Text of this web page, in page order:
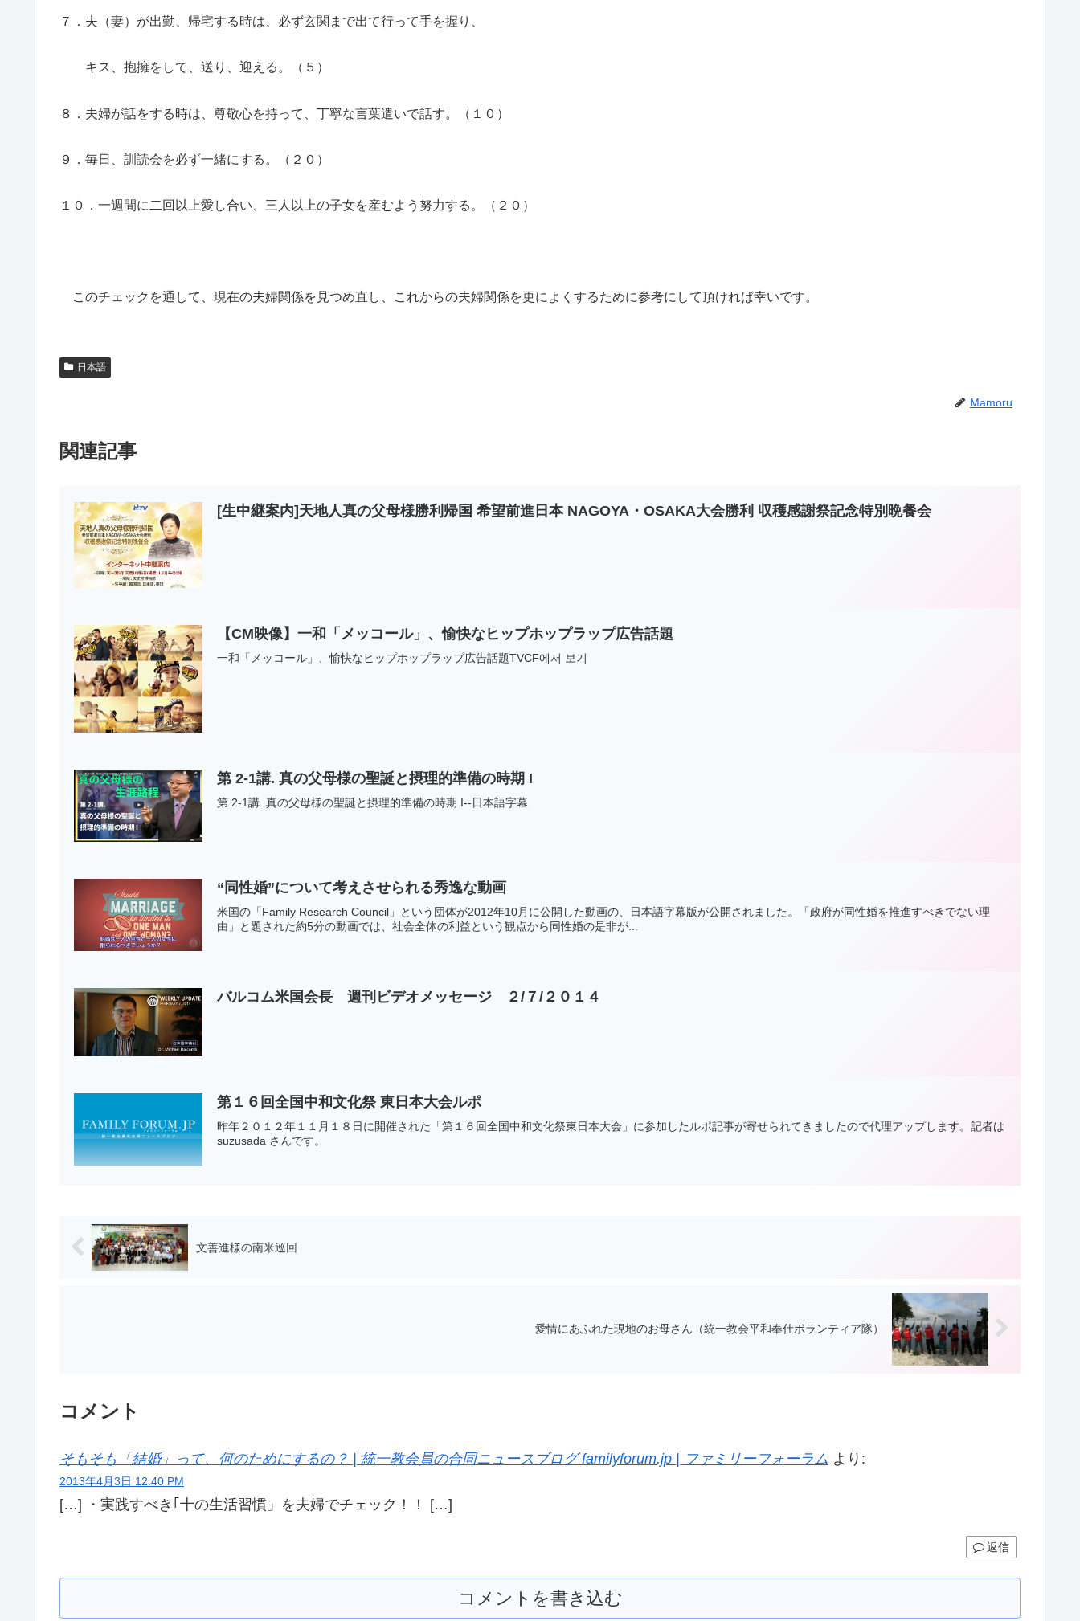
７．夫（妻）が出勤、帰宅する時は、必ず玄関まで出て行って手を握り、
キス、抱擁をして、送り、迎える。（５）
８．夫婦が話をする時は、尊敬心を持って、丁寧な言葉遣いで話す。（１０）
９．毎日、訓読会を必ず一緒にする。（２０）
１０．一週間に二回以上愛し合い、三人以上の子女を産むよう努力する。（２０）
このチェックを通して、 現在の夫婦関係を見つめ直し、これからの夫婦関係を更によくするために参考にして頂ければ幸いです。
日本語
Mamoru
関連記事
[生中継案内]天地人真の父母様勝利帰国 希望前進日本 NAGOYA・OSAKA大会勝利 収穫感謝祭記念特別晩餐会
【CM映像】一和「メッコール」、愉快なヒップホップラップ広告話題
一和「メッコール」、愉快なヒップホップラップ広告話題TVCF에서 보기
第 2-1講. 真の父母様の聖誕と摂理的準備の時期 I
第 2-1講. 真の父母様の聖誕と摂理的準備の時期 I--日本語字幕
“同性婚”について考えさせられる秀逸な動画
米国の「Family Research Council」という団体が2012年10月に公開した動画の、日本語字幕版が公開されました。「政府が同性婚を推進すべきでない理
由」と題された約5分の動画では、社会全体の利益という観点から同性婚の是非が...
バルコム米国会長 週刊ビデオメッセージ ２/７/２０１４
第１６回全国中和文化祭 東日本大会ルポ
昨年２０１２年１１月１８日に開催された「第１６回全国中和文化祭東日本大会」に参加したルポ記事が寄せられてきましたので代理アップします。記者は
suzusada さんです。
文善進様の南米巡回
愛情にあふれた現地のお母さん（統一教会平和奉仕ボランティア隊）
コメント
そもそも「結婚」って、何のためにするの？ | 統一教会員の合同ニュースブログ familyforum.jp | ファミリーフォーラム より:
2013年4月3日 12:40 PM
[…] ・実践すべき｢十の生活習慣」を夫婦でチェック！！ […]
返信
コメントを書き込む